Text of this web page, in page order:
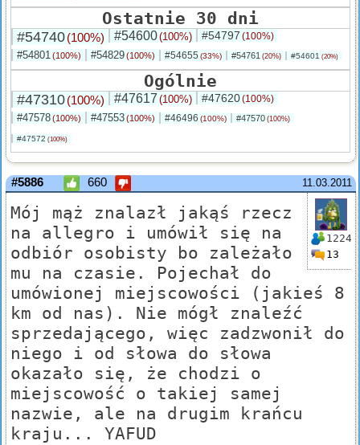
Ostatnie 30 dni
#54740(100%) #54600(100%) #54797 (100%)
#54801(100%) #54829(100%) #54655 (33%) #54761 (20%) #54601 (20%)
Ogólnie
#47310(100%) #47617 (100%) #47620(100%)
#47578(100%) #47553(100%) #46496 (100%) #47570 (100%)
#47572 (100%)
11.03.2011
#5886 660
1224
13
Mój mąż znalazł jakąś rzecz
na allegro i umówił się na
odbiór osobisty bo zależało
mu na czasie. Pojechał do
umówionej miejscowości (jakieś 8
km od nas). Nie mógł znaleźć
sprzedającego, więc zadzwonił do
niego i od słowa do słowa
okazało się, że chodzi o
miejscowość o takiej samej
nazwie, ale na drugim krańcu
kraju... YAFUD